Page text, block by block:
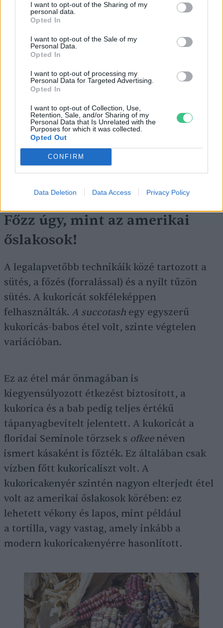
I want to opt-out of the Sharing of my
personal data.
Opted In
I want to opt-out of the Sale of my
Personal Data.
Opted In
I want to opt-out of processing my
Personal Data for Targeted Advertising.
Opted In
I want to opt-out of Collection, Use,
Retention, Sale, and/or Sharing of my
Personal Data that Is Unrelated with the
Purposes for which it was collected.
Opted Out
CONFIRM
Data Deletion Data Access Privacy Policy
szárított gyümölcsökből és fűszerekből
ráadásul nagyon változatosan.
Kép: canva
Főzz úgy, mint az amerikai
őslakosok!
A legalapvetőbb technikáik közé tartozott a
sütés, a főzés (forralással) és a nyílt tűzön
sütés. A kukoricát sokféleképpen
felhasználták. A succotash egy egyszerű
kukoricás-babos étel volt, szinte végtelen
variációban.
Ez az étel már önmagában is
kiegyensúlyozott étkezést biztosított, a
kukorica és a bab pedig teljes értékű
tápanyagbevitelt jelentett. A kukoricát a
floridai Seminole törzsek s ofkeenéven
ismert kásaként is főzték. Ez általában csak
vízben főtt kukoricaliszt volt. A
kukoricakenyér szintén nagyon elterjedt étel
volt az amerikai őslakosok körében: ez
lehetett vékony és lapos, mint például
a tortilla, vagy vastag, amely inkább a
modern kukoricakenyérre hasonlított.